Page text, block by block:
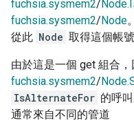
fuchsia.sysmem2/
fuchsia.sysmem2/ Node
從此 Node 取得這個帳號
由於這是一個 get 組合
fuchsia.sysmem2/
IsAlternateFor 的呼
通常來自不同的管道